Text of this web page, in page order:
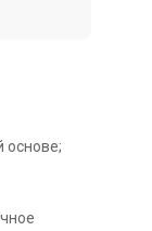
основе;